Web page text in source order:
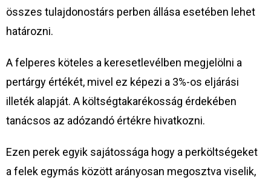
összes tulajdonostárs perben állása esetében lehet
határozni.
A felperes köteles a keresetlevélben megjelölni a
pertárgy értékét, mivel ez képezi a 3%-os eljárási
illeték alapját. A költségtakarékosság érdekében
tanácsos az adózandó értékre hivatkozni.
Ezen perek egyik sajátossága hogy a perköltségeket
a felek egymás között arányosan megosztva viselik,